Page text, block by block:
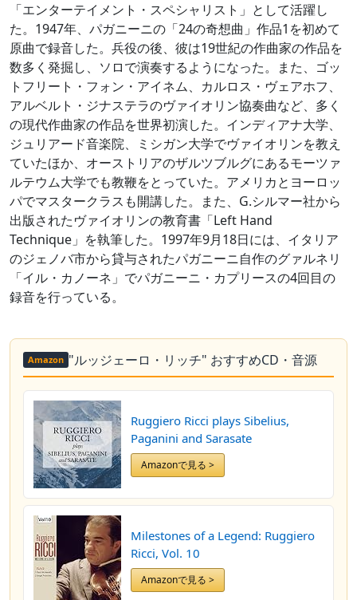
「エンターテイメント・スペシャリスト」として活躍し
た。1947年、パガニーニの「24の奇想曲」作品1を初めて
原曲で録音した。兵役の後、彼は19世紀の作曲家の作品を
数多く発掘し、ソロで演奏するようになった。また、ゴッ
トフリート・フォン・アイネム、カルロス・ヴェアホフ、
アルベルト・ジナステラのヴァイオリン協奏曲など、多く
の現代作曲家の作品を世界初演した。インディアナ大学、
ジュリアード音楽院、ミシガン大学でヴァイオリンを教え
ていたほか、オーストリアのザルツブルグにあるモーツァ
ルテウム大学でも教鞭をとっていた。アメリカとヨーロッ
パでマスタークラスも開講した。また、G.シルマー社から
出版されたヴァイオリンの教育書「Left Hand
Technique」を執筆した。1997年9月18日には、イタリア
のジェノバ市から貸与されたパガニーニ自作のグァルネリ
「イル・カノーネ」でパガニーニ・カプリースの4回目の
録音を行っている。
Amazon "ルッジェーロ・リッチ" おすすめCD・音源
Ruggiero Ricci plays Sibelius,
Paganini and Sarasate
Amazonで見る >
Milestones of a Legend: Ruggiero
Ricci, Vol. 10
Amazonで見る >